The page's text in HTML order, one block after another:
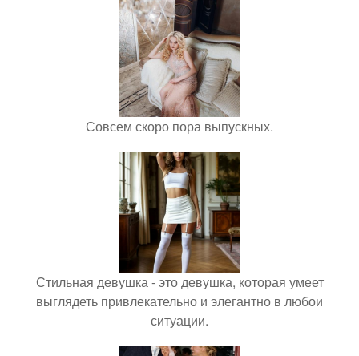
Совсем скоро пора выпускных.
Стильная девушка - это девушка, которая умеет
выглядеть привлекательно и элегантно в любои
ситуации.